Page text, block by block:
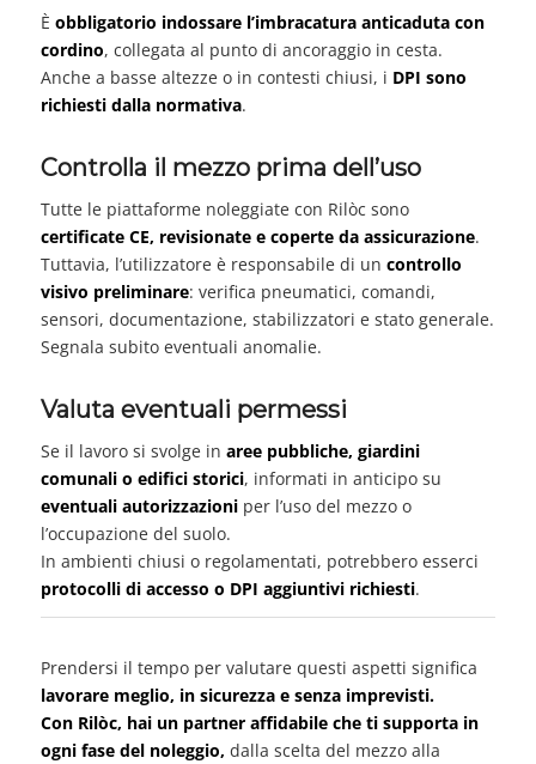
È obbligatorio indossare l’imbracatura anticaduta con
cordino, collegata al punto di ancoraggio in cesta.
Anche a basse altezze o in contesti chiusi, i DPI sono
richiesti dalla normativa.
Controlla il mezzo prima dell’uso
Tutte le piattaforme noleggiate con Rilòc sono
certificate CE, revisionate e coperte da assicurazione.
Tuttavia, l’utilizzatore è responsabile di un controllo
visivo preliminare: verifica pneumatici, comandi,
sensori, documentazione, stabilizzatori e stato generale.
Segnala subito eventuali anomalie.
Valuta eventuali permessi
Se il lavoro si svolge in aree pubbliche, giardini
comunali o edifici storici, informati in anticipo su
eventuali autorizzazioniper l’uso del mezzo o
l’occupazione del suolo.
In ambienti chiusi o regolamentati, potrebbero esserci
protocolli di accesso o DPI aggiuntivi richiesti.
Prendersi il tempo per valutare questi aspetti significa
lavorare meglio, in sicurezza e senza imprevisti.
Con Rilòc, hai un partner affidabile che ti supporta in
ogni fase del noleggio, dalla scelta del mezzo alla